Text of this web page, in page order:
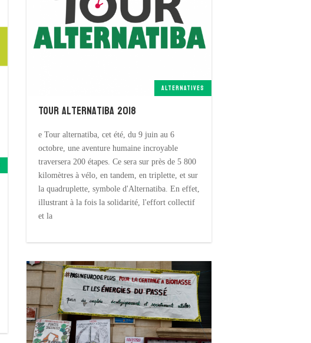
ALTERNATIVES
Tour alternatiba 2018
e Tour alternatiba, cet été, du 9 juin au 6
octobre, une aventure humaine incroyable
traversera 200 étapes. Ce sera sur près de 5 800
kilomètres à vélo, en tandem, en triplette, et sur
la quadruplette, symbole d'Alternatiba. En effet,
illustrant à la fois la solidarité, l'effort collectif
et la